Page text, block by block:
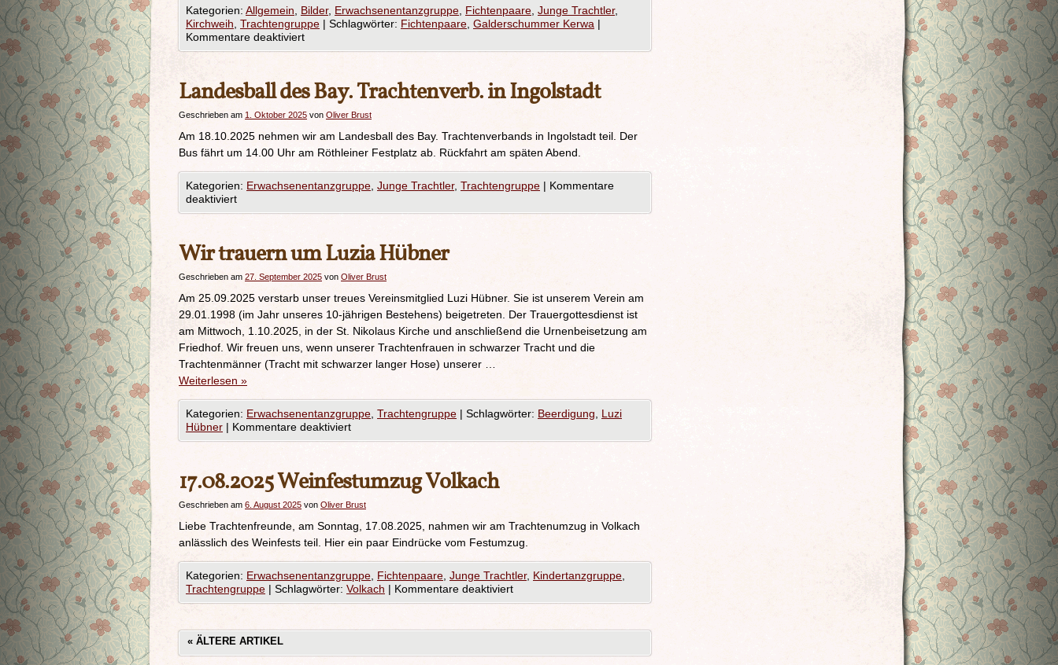
Kategorien: Allgemein Bilder, Erwachsenentanzgruppe Fichtenpaare Junge Trachtler,
Kirchweih Trachtengruppe | Schlagwörter: Fichtenpaare Galderschummer Kerwa |
Kommentare deaktiviert
Landesball des Bay. Trachtenverb. in Ingolstadt
Geschrieben am 1. Oktober 2025 von Oliver Brust
Am 18.10.2025 nehmen wir am Landesball des Bay. Trachtenverbands in Ingolstadt teil. Der
Bus fährt um 14.00 Uhr am Röthleiner Festplatz ab. Rückfahrt am späten Abend.
Kategorien: Erwachsenentanzgruppe Junge Trachtler, Trachtengruppe | Kommentare
deaktiviert
Wir trauern um Luzia Hübner
Geschrieben am 27. September 2025 von Oliver Brust
Am 25.09.2025 verstarb unser treues Vereinsmitglied Luzi Hübner. Sie ist unserem Verein am
29.01.1998 (im Jahr unseres 10-jährigen Bestehens) beigetreten. Der Trauergottesdienst ist
am Mittwoch, 1.10.2025, in der St. Nikolaus Kirche und anschließend die Urnenbeisetzung am
Friedhof. Wir freuen uns, wenn unserer Trachtenfrauen in schwarzer Tracht und die
Trachtenmänner (Tracht mit schwarzer langer Hose) unserer …
Weiterlesen »
Kategorien: Erwachsenentanzgruppe Trachtengruppe | Schlagwörter: Beerdigung
Luzi
Hübner | Kommentare deaktiviert
17.08.2025 Weinfestumzug Volkach
Geschrieben am 6. August 2025 von Oliver Brust
Liebe Trachtenfreunde, am Sonntag, 17.08.2025, nahmen wir am Trachtenumzug in Volkach
anlässlich des Weinfests teil. Hier ein paar Eindrücke vom Festumzug.
Kategorien: Erwachsenentanzgruppe Fichtenpaare Junge Trachtler, Kindertanzgruppe
Trachtengruppe | Schlagwörter: Volkach | Kommentare deaktiviert
« ÄLTERE ARTIKEL